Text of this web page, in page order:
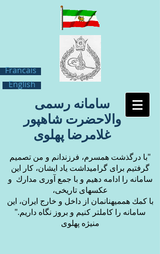
Francais
سامانه رسمی
والاحضرت شاهپور
غلامرضا پهلوی
English
"با درگذشت همسرم، فرزندانم و من تصميم
گرفتيم براى گراميداشت ياد ايشان، كار اين
سامانه را ادامه دهيم و با جمع آورى مدارك و
عكسهاى تاريخى،
با كمك همميهنانمان از داخل و خارج ايران، اين
سامانه را كاملتر كنيم و بروز نگاه داريم."
منيژه پهلوى